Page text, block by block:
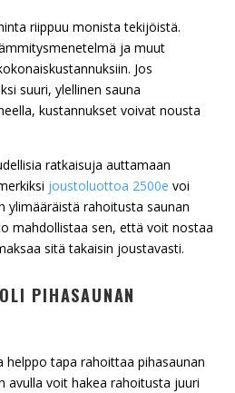
riippuu monista tekijöistä.
ja muut
Jos
suuri, ylellinen sauna
kustannukset voivat nousta
ratkaisuja auttamaan
joustoluottoa 2500e voi
ylimääräistä rahoitusta saunan
mahdollistaa sen, että voit nostaa
sitä takaisin joustavasti.
PIHASAUNAN
tapa rahoittaa pihasaunan
avulla voit hakea rahoitusta juuri